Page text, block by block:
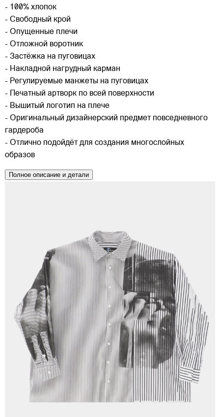
- 100% хлопок
- Свободный крой
- Опущенные плечи
- Отложной воротник
- Застёжка на пуговицах
- Накладной нагрудный карман
- Регулируемые манжеты на пуговицах
- Печатный артворк по всей поверхности
- Вышитый логотип на плече
- Оригинальный дизайнерский предмет повседневного
гардероба
- Отлично подойдёт для создания многослойных
образов
Полное описание и детали